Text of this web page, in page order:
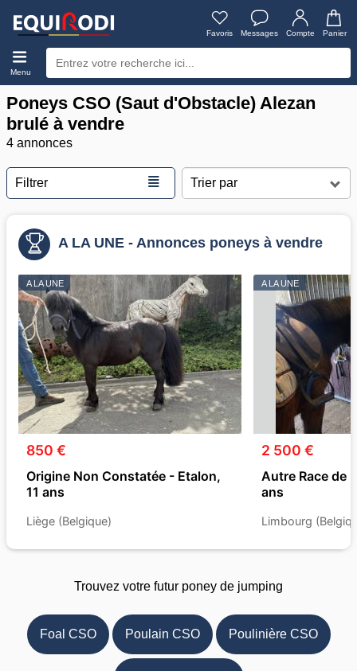
Favoris Messages Compte Panier
Menu
Poneys CSO (Saut d'Obstacle) Alezan
brulé à vendre
4 annonces
Filtrer ≣
A LA UNE - Annonces poneys à vendre
A LA UNE
850 €
Origine Non Constatée - Etalon,
11 ans
Liège (Belgique)
A LA UNE
2 500 €
Autre Race de
ans
Limbourg
Trouvez votre futur poney de jumping
Foal CSO Poulain CSO Poulinière CSO